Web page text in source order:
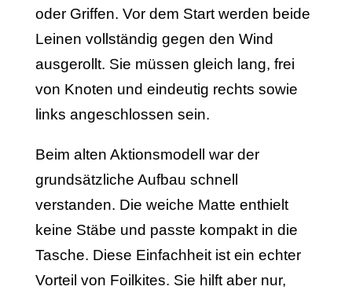
oder Griffen. Vor dem Start werden beide
Leinen vollständig gegen den Wind
ausgerollt. Sie müssen gleich lang, frei
von Knoten und eindeutig rechts sowie
links angeschlossen sein.
Beim alten Aktionsmodell war der
grundsätzliche Aufbau schnell
verstanden. Die weiche Matte enthielt
keine Stäbe und passte kompakt in die
Tasche. Diese Einfachheit ist ein echter
Vorteil von Foilkites. Sie hilft aber nur,